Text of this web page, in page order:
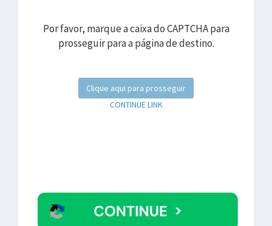
Por favor, marque a caixa do CAPTCHA para
prosseguir para a página de destino.
Clique aqui para prosseguir
CONTINUE LINK